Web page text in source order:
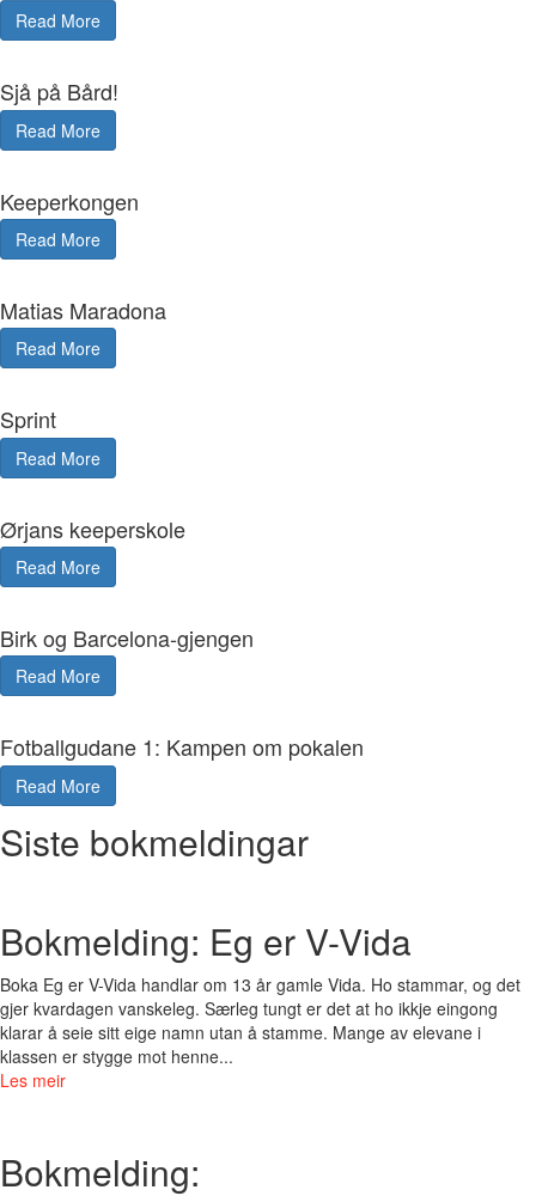
Read More
Sjå på Bård!
Read More
Keeperkongen
Read More
Matias Maradona
Read More
Sprint
Read More
Ørjans keeperskole
Read More
Birk og Barcelona-gjengen
Read More
Fotballgudane 1: Kampen om pokalen
Read More
Siste bokmeldingar
Bokmelding: Eg er V-Vida
Boka Eg er V-Vida handlar om 13 år gamle Vida. Ho stammar, og det
gjer kvardagen vanskeleg. Særleg tungt er det at ho ikkje eingong
klarar å seie sitt eige namn utan å stamme. Mange av elevane i
klassen er stygge mot henne...
Les meir
Bokmelding: